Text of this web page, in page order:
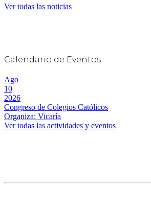
Ver todas las noticias
Calendario de Eventos
Ago
10
2026
Congreso de Colegios Católicos
Organiza: Vicaría
Ver todas las actividades y eventos